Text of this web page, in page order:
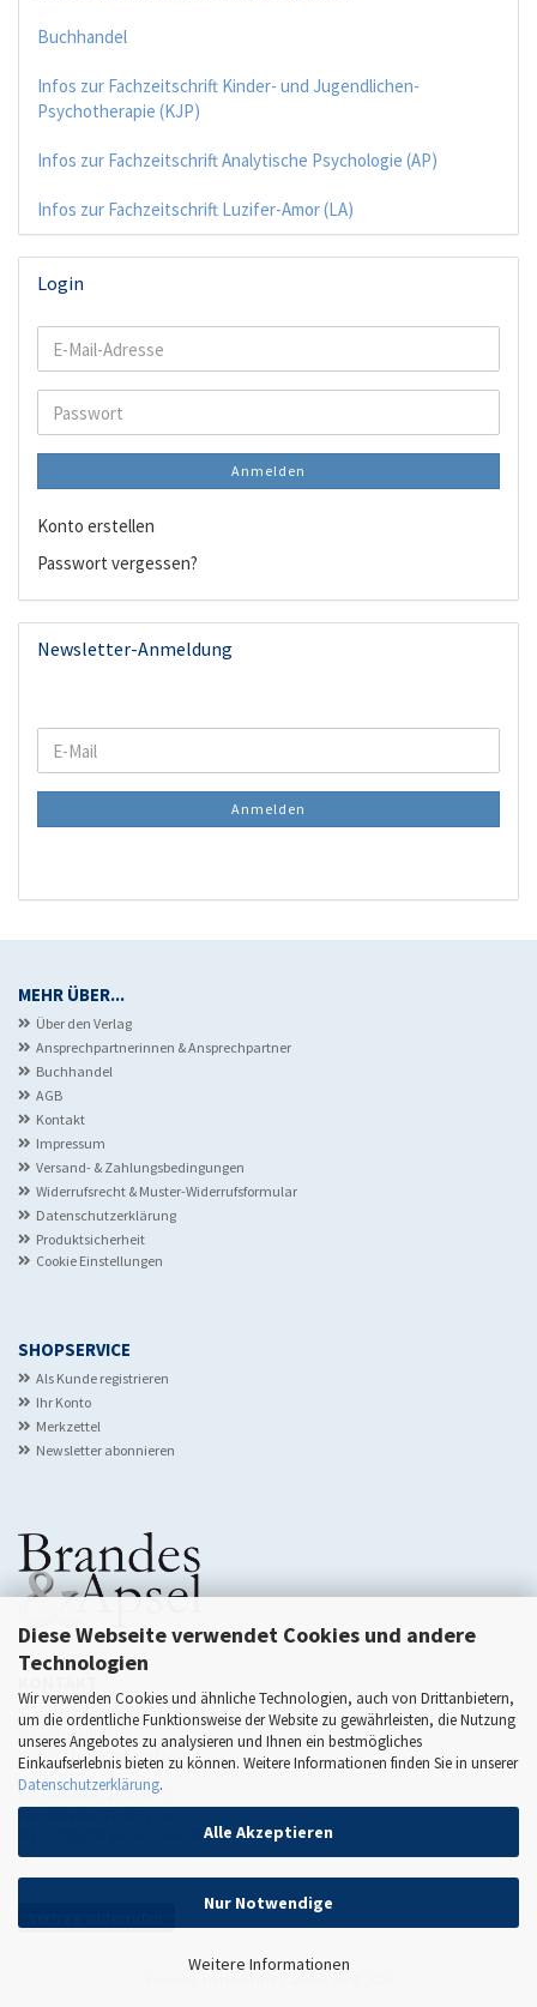
Diese Webseite verwendet Cookies und andere
Technologien
Wir verwenden Cookies und ähnliche Technologien, auch von Drittanbietern,
um die ordentliche Funktionsweise der Website zu gewährleisten, die Nutzung
unseres Angebotes zu analysieren und Ihnen ein bestmögliches
Einkaufserlebnis bieten zu können. Weitere Informationen finden Sie in unserer
Datenschutzerklärung.
Alle Akzeptieren
Nur Notwendige
Weitere Informationen
Buchhandel
Infos zur Fachzeitschrift Kinder- und Jugendlichen-
Psychotherapie (KJP)
Infos zur Fachzeitschrift Analytische Psychologie (AP)
Infos zur Fachzeitschrift Luzifer-Amor (LA)
Login
E-
Mail-
Passwort
Anmelden
Konto erstellen
Passwort vergessen?
Newsletter-Anmeldung
WEITER
ZUR
NEWSLETTER-
E-
Mail
Anmelden
MEHR ÜBER...
Über den Verlag
Ansprechpartnerinnen & Ansprechpartner
Buchhandel
AGB
Kontakt
Impressum
Versand- & Zahlungsbedingungen
Widerrufsrecht & Muster-Widerrufsformular
Datenschutzerklärung
Produktsicherheit
Cookie Einstellungen
SHOPSERVICE
Als Kunde registrieren
Ihr Konto
Merkzettel
Newsletter abonnieren
Brandes & Apsel Verlag GmbH
Scheidswaldstr. 22
D-60385 Frankfurt am Main
Tel: 0049 69/272 995 17-0
Fax: 0049 69/272 995 17-10